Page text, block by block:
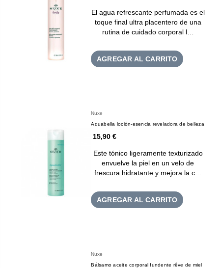
El agua refrescante perfumada es el
toque final ultra placentero de una
rutina de cuidado corporal l…
AGREGAR AL CARRITO
Nuxe
Aquabella loción-esencia reveladora de belleza
15,90 €
Este tónico ligeramente texturizado
envuelve la piel en un velo de
frescura hidratante y mejora la c…
AGREGAR AL CARRITO
Nuxe
Bálsamo aceite corporal fundente rêve de miel